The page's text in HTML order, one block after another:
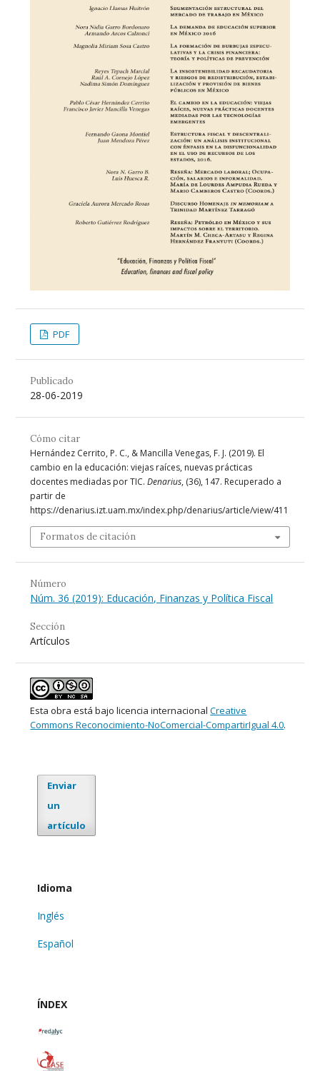
PDF
Publicado
28-06-2019
Cómo citar
Hernández Cerrito, P. C., & Mancilla Venegas, F. J. (2019). El
cambio en la educación: viejas raíces, nuevas prácticas
docentes mediadas por TIC.Denarius, (36), 147. Recuperado a
partir de
https://denarius.izt.uam.mx/index.php/denarius/article/view/411
Formatos de citación
Número
Núm. 36 (2019): Educación, Finanzas y Política Fiscal
Sección
Artículos
Esta obra está bajo licencia internacionalCreative
Commons Reconocimiento-NoComercial-CompartirIgual 4.0.
Enviar
un
artículo
Idioma
Inglés
Español
ÍNDEX